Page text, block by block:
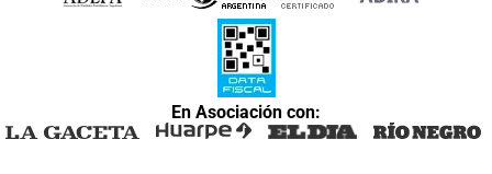
En Asociación con: